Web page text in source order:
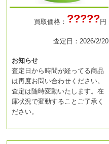
買取価格： ?????円
査定日：2026/2/20
お知らせ
査定日から時間が経ってる商品
は再度お問い合わせください。
査定は随時変動いたします。在
庫状況で変動することご了承く
ださい。